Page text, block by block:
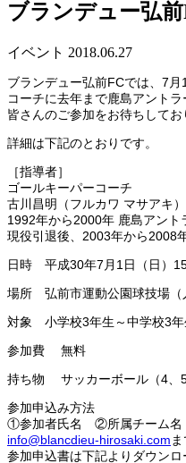
ブランデュー弘
イベント 2018.06.27
ブランデュー弘前FCでは、7
コーチに去年まで鹿島アント
皆さんのご参加をお待ちしてお
詳細は下記のとおりです。
［指導者］
ゴールキーパーコーチ
古川昌明（フルカワ マサアキ）
1992年から2000年 鹿島アント
現役引退後、2003年から2008
日時 平成30年7月1日（日）
場所 弘前市運動公園球技場（
対象 小学校3年生～中学校3年
参加費 無料
持ち物 サッカーボール（4、5
参加申込み方法
①参加者氏名 ②所属チーム名
info@blancdieu-hirosaki.com
参加申込書は下記よりダウンロ